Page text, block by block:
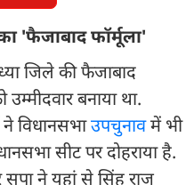
'फैजाबाद फॉर्मूला'
जिले की फैजाबाद
बनाया था.
ने विधानसभाउपचुनावमें भी
सीट पर दोहराया है.
सपा ने यहां से सिंह राज